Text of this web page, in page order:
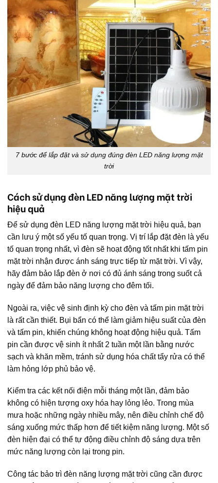
7 bước để lắp đặt và sử dụng đúng đèn LED năng lượng mặt
trời
Cách sử dụng đèn LED năng lượng mặt trời
hiệu quả
Để sử dụng đèn LED năng lượng mặt trời hiệu quả, bạn
cần lưu ý một số yếu tố quan trọng. Vị trí lắp đặt đèn là yếu
tố quan trọng nhất, vì đèn sẽ hoạt động tốt nhất khi tấm pin
mặt trời nhận được ánh sáng trực tiếp từ mặt trời. Vì vậy,
hãy đảm bảo lắp đèn ở nơi có đủ ánh sáng trong suốt cả
ngày để đảm bảo năng lượng cho đêm tối.
Ngoài ra, việc vệ sinh định kỳ cho đèn và tấm pin mặt trời
là rất cần thiết. Bụi bẩn có thể làm giảm hiệu suất của đèn
và tấm pin, khiến chúng không hoạt động hiệu quả. Tấm
pin cần được vệ sinh ít nhất 2 tuần một lần bằng nước
sạch và khăn mềm, tránh sử dụng hóa chất tẩy rửa có thể
làm hỏng lớp phủ bảo vệ.
Kiểm tra các kết nối điện mỗi tháng một lần, đảm bảo
không có hiện tượng oxy hóa hay lỏng lẻo. Trong mùa
mưa hoặc những ngày nhiều mây, nên điều chỉnh chế độ
sáng xuống mức thấp hơn để tiết kiệm năng lượng. Một số
đèn hiện đại có thể tự động điều chỉnh độ sáng dựa trên
mức năng lượng còn lại trong pin.
Công tác bảo trì đèn năng lượng mặt trời cũng cần được